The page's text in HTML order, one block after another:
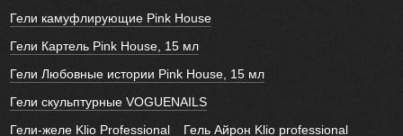
Гели камуфлирующие Pink House
Гели Картель Pink House, 15 мл
Гели Любовные истории Pink House, 15 мл
Гели скульптурные VOGUENAILS
Гели-желе Klio Professional
Гель Айрон Klio professional